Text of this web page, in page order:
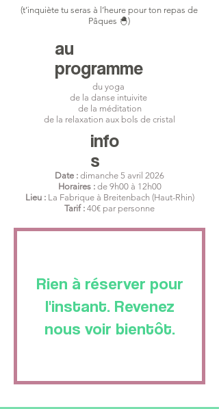
(t’inquiète tu seras à l’heure pour ton repas de
Pâques 🐣)
au
programme
du yoga
de la danse intuivite
de la méditation
de la relaxation aux bols de cristal
info
s
Date : dimanche 5 avril 2026
Horaires :de 9h00 à 12h00
Lieu : La Fabrique à Breitenbach (Haut-Rhin)
Tarif : 40€ par personne
Rien à réserver pour
l'instant. Revenez
nous voir bientôt.